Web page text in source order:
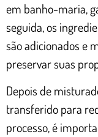
em banho-maria,
seguida, os
são adicionados e
preservar suas
Depois de
transferido para
processo, é